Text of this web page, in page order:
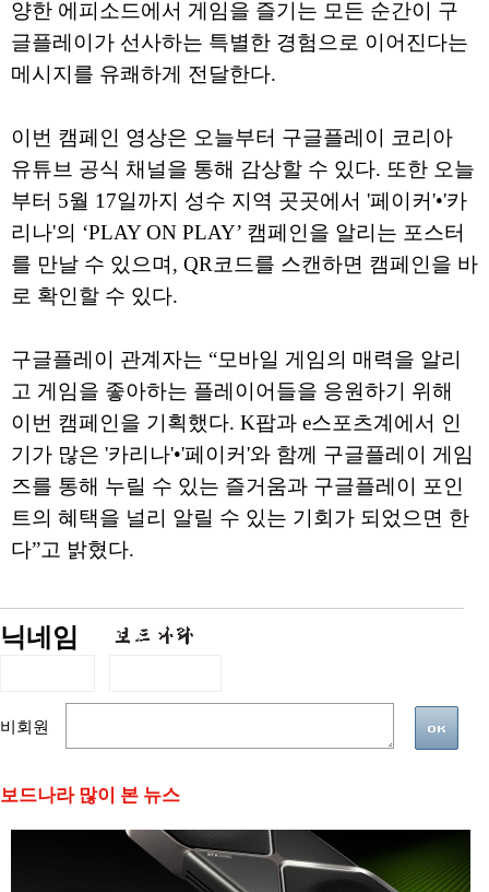
양한 에피소드에서 게임을 즐기는 모든 순간이 구
글플레이가 선사하는 특별한 경험으로 이어진다는
메시지를 유쾌하게 전달한다.
이번 캠페인 영상은 오늘부터 구글플레이 코리아
유튜브 공식 채널을 통해 감상할 수 있다. 또한 오늘
부터 5월 17일까지 성수 지역 곳곳에서 '페이커'•'카
리나'의 ‘PLAY ON PLAY’ 캠페인을 알리는 포스터
를 만날 수 있으며, QR코드를 스캔하면 캠페인을 바
로 확인할 수 있다.
구글플레이 관계자는 “모바일 게임의 매력을 알리
고 게임을 좋아하는 플레이어들을 응원하기 위해
이번 캠페인을 기획했다. K팝과 e스포츠계에서 인
기가 많은 '카리나'•'페이커'와 함께 구글플레이 게임
즈를 통해 누릴 수 있는 즐거움과 구글플레이 포인
트의 혜택을 널리 알릴 수 있는 기회가 되었으면 한
다”고 밝혔다.
닉네임
비회원
보드나라 많이 본 뉴스